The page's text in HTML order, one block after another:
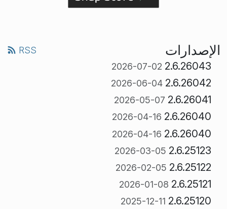
الإصدارات RSS
2.6.26043
2026-07-02
2.6.26042
2026-06-04
2.6.26041
2026-05-07
2.6.26040
2026-04-16
2.6.26040
2026-04-16
2.6.25123
2026-03-05
2.6.25122
2026-02-05
2.6.25121
2026-01-08
2.6.25120
2025-12-11